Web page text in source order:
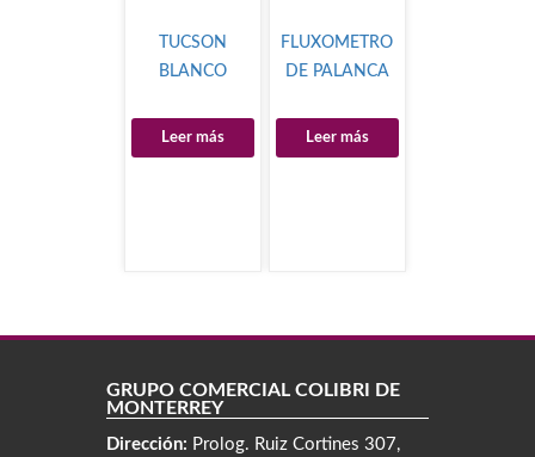
TUCSON
BLANCO
Leer más
FLUXOMETRO
DE PALANCA
Leer más
GRUPO COMERCIAL COLIBRÍ DE
MONTERREY
Dirección: Prolog. Ruiz Cortines 307,